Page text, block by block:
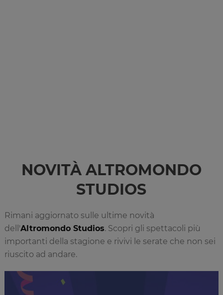
NOVITÀ ALTROMONDO
STUDIOS
Rimani aggiornato sulle ultime novità
dell'Altromondo Studios. Scopri gli spettacoli più
importanti della stagione e rivivi le serate che non sei
riuscito ad andare.